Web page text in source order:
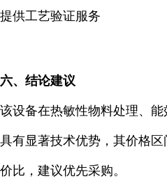
提供工艺验证服务
六、结论建议
该设备在热敏性物料处理、
具有显著技术优势，其价格
价比 ，建议优先采购。